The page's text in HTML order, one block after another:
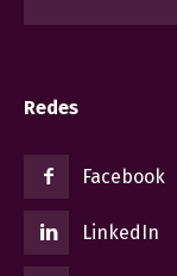
Redes
Facebook
LinkedIn